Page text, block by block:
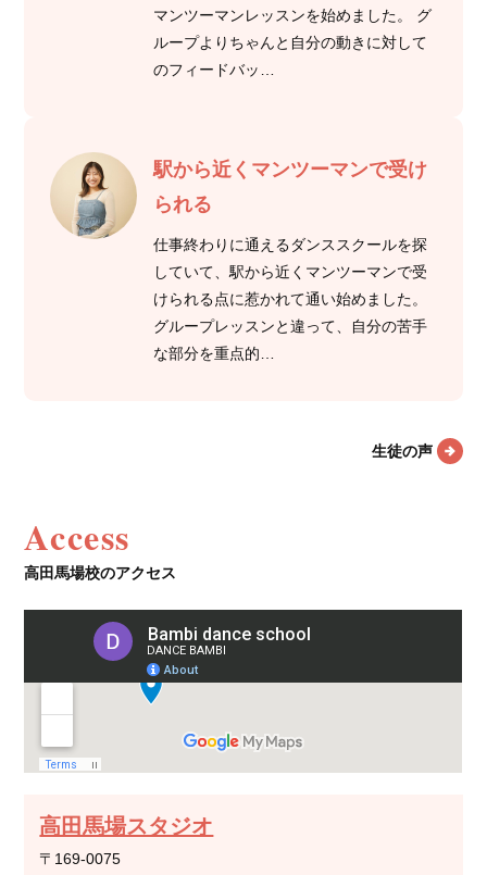
マンツーマンレッスンを始めました。 グ
ループよりちゃんと自分の動きに対して
のフィードバッ…
駅から近くマンツーマンで受け
られる
仕事終わりに通えるダンススクールを探
していて、駅から近くマンツーマンで受
けられる点に惹かれて通い始めました。
グループレッスンと違って、自分の苦手
な部分を重点的…
生徒の声
Access
高田馬場校のアクセス
高田馬場スタジオ
〒169-0075